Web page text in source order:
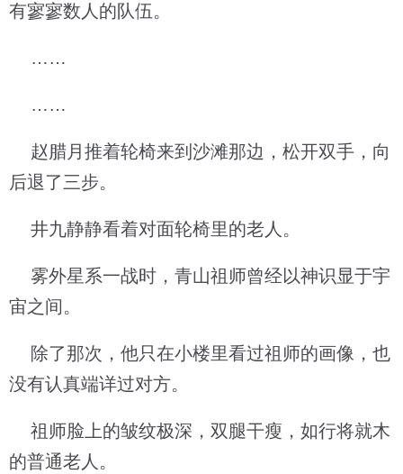
有寥寥数人的队伍。
……
……
赵腊月推着轮椅来到沙滩那边，松开双手，向
后退了三步。
井九静静看着对面轮椅里的老人。
雾外星系一战时，青山祖师曾经以神识显于宇
宙之间。
除了那次，他只在小楼里看过祖师的画像，也
没有认真端详过对方。
祖师脸上的皱纹极深，双腿干瘦，如行将就木
的普通老人。